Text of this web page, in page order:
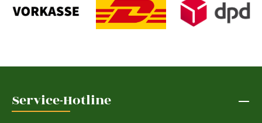
Service-Hotline